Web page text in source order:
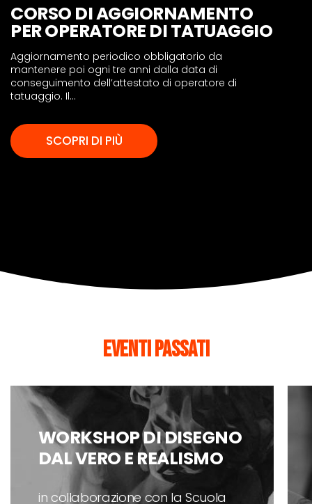
CORSO DI AGGIORNAMENTO
PER OPERATORE DI TATUAGGIO
Aggiornamento periodico obbligatorio da
mantenere poi ogni tre anni dalla data di
conseguimento dell’attestato di operatore di
tatuaggio. Il...
SCOPRI DI PIÙ
Eventi passati
WORKSHOP DI DISEGNO
DAL VERO E REALISMO
in collaborazione con la Scuola